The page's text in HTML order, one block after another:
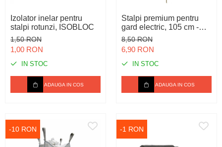
Veterinare
Tamburi fir
Testere
Sisteme fotovoltaice
Ventilatie
Tractare / Carlige auto
Izolator inelar pentru
stalpi rotunzi, ISOBLOC
1,50 RON
1,00 RON
IN STOC
ADAUGA IN COS
Stalpi premium pentru
gard electric, 105 cm -
Rezistent
8,50 RON
6,90 RON
IN STOC
ADAUGA IN COS
-10 RON -1 RON